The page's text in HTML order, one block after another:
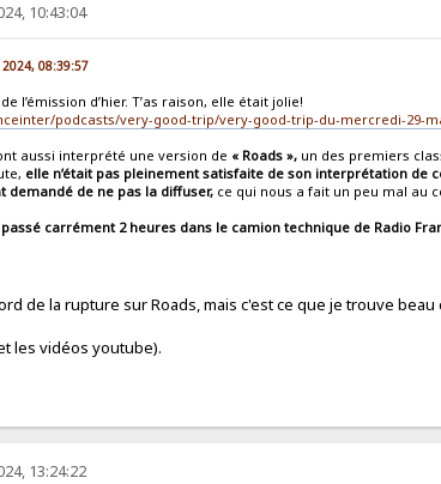
10:43:04
08:39:57
l’émission d’hier. T’as raison, elle était jolie!
podcasts/very-good-trip/very-good-trip-du-mercredi-29-
aussi interprété une version de « Roads », un des premiers
elle n’était pas pleinement satisfaite de son interprétation de
demandé de ne pas la diffuser, ce qui nous a fait un peu mal au
carrément 2 heures dans le camion technique de Radio
de la rupture sur Roads, mais c'est ce que je trouve
les vidéos youtube).
13:24:22